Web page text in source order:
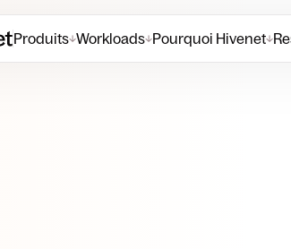
Produits↓Workloads↓Pourquoi Hivenet↓